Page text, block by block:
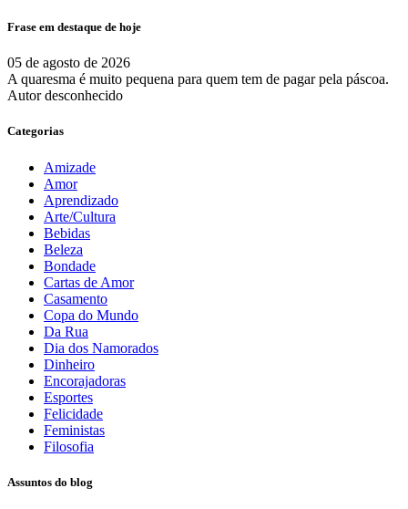
Frase em destaque de hoje
05 de agosto de 2026
A quaresma é muito pequena para quem tem de pagar pela páscoa.
Autor desconhecido
Categorias
Amizade
Amor
Aprendizado
Arte/Cultura
Bebidas
Beleza
Bondade
Cartas de Amor
Casamento
Copa do Mundo
Da Rua
Dia dos Namorados
Dinheiro
Encorajadoras
Esportes
Felicidade
Feministas
Filosofia
Assuntos do blog